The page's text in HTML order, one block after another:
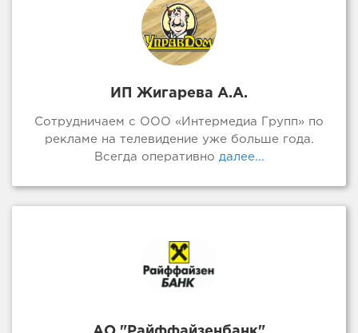
ИП Жигарева А.А.
Сотрудничаем с ООО «Интермедиа Групп» по
рекламе на телевидение уже больше года.
Всегда оперативно далее...